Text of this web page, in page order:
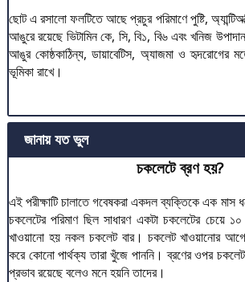
ছোট এ রসালো ফলটিতে আছে প্রচুর পরিমাণে পুষ্টি,
আঙুরে রয়েছে ভিটামিন কে, সি, বি১, বি৬ এবং খনিজ
আঙুর কোষ্ঠকাঠিন্য, ডায়াবেটিস, অ্যাজমা ও হৃদরোগের
ভূমিকা রাখে।
জানায় যত ভুল
চকলেটে ব্রণ হয়?
এই পরীক্ষাটি চালাতে গবেষকরা একদল ব্যক্তিকে এক মাস
চকলেটের পরিমাণ ছিল সাধারণ একটা চকলেটের চেয়ে
খাওয়ানো হয় নকল চকলেট বার। চকলেট খাওয়ানোর
করে কোনো পার্থক্য তারা খুঁজে পাননি। ব্রণের ওপর
প্রভাব রয়েছে বলেও মনে হয়নি তাদের।